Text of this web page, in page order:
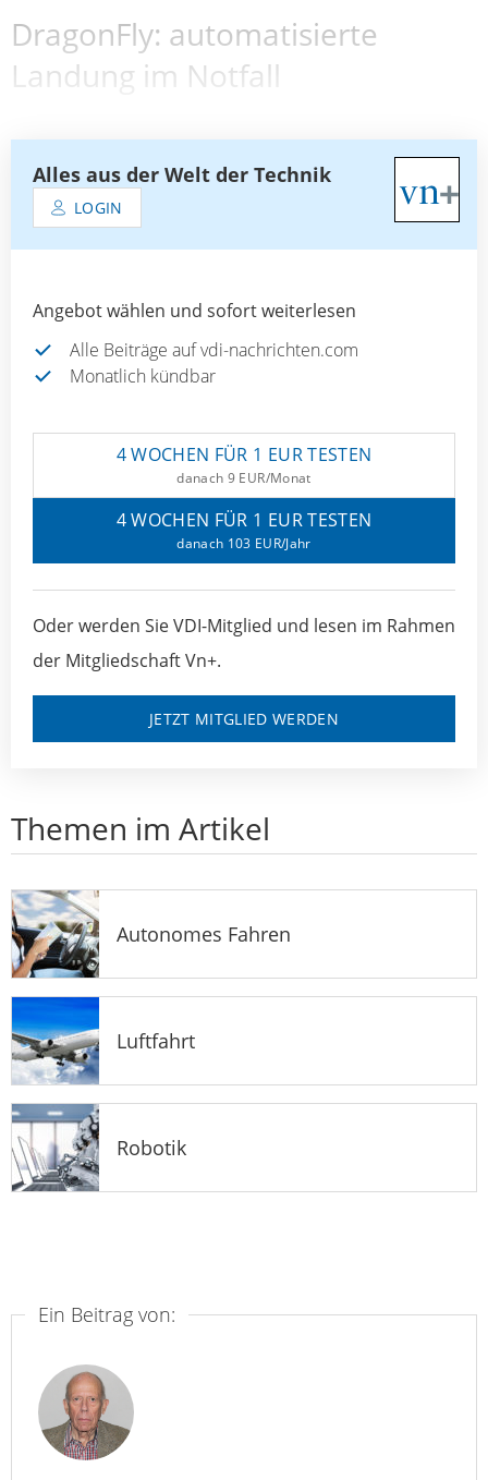
DragonFly: automatisierte
Landung im Notfall
Alles aus der Welt der Technik
LOGIN
Angebot wählen und sofort weiterlesen
Alle Beiträge auf vdi-nachrichten.com
Monatlich kündbar
4 WOCHEN FÜR 1 EUR TESTEN
danach 9 EUR/Monat
4 WOCHEN FÜR 1 EUR TESTEN
danach 103 EUR/Jahr
Oder werden Sie VDI-Mitglied und lesen im Rahmen
der Mitgliedschaft Vn+.
JETZT MITGLIED WERDEN
Themen im Artikel
Autonomes Fahren
Luftfahrt
Robotik
Ein Beitrag von: